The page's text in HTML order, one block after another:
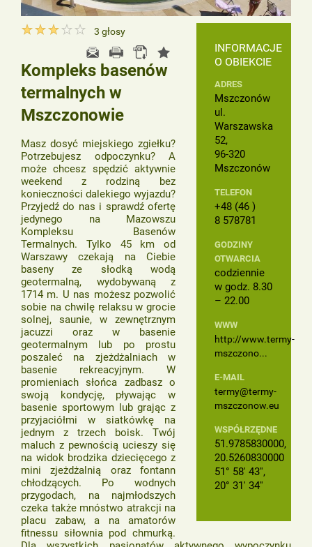
3 głosy
INFORMACJE
O OBIEKCIE
ADRES
Mszczonów
ul.
Warszawska
52,
96-320
Mszczonów
TELEFON
+48 (46 )
8 578781
GODZINY
OTWARCIA
codziennie
w godz. 8.30
– 22.00
WWW
http://www.termy-
mszczono...
E-MAIL
termy@termy-
mszczonow.eu
WSPÓŁRZĘDNE
51.9785830000,
20.5260830000
51° 58' 43'',
20° 31' 34''
Kompleks basenów
termalnych w
Mszczonowie
Masz dosyć miejskiego zgiełku?
Potrzebujesz odpoczynku? A
może chcesz spędzić aktywnie
weekend z rodziną bez
konieczności dalekiego wyjazdu?
Przyjedź do nas i sprawdź ofertę
jedynego na Mazowszu
Kompleksu Basenów
Termalnych. Tylko 45 km od
Warszawy czekają na Ciebie
baseny ze słodką wodą
geotermalną, wydobywaną z
1714 m. U nas możesz pozwolić
sobie na chwilę relaksu w grocie
solnej, saunie, w zewnętrznym
jacuzzi oraz w basenie
geotermalnym lub po prostu
poszaleć na zjeżdżalniach w
basenie rekreacyjnym. W
promieniach słońca zadbasz o
swoją kondycję, pływając w
basenie sportowym lub grając z
przyjaciółmi w siatkówkę na
jednym z trzech boisk. Twój
maluch z pewnością ucieszy się
na widok brodzika dziecięcego z
mini zjeżdżalnią oraz fontann
chłodzących. Po wodnych
przygodach, na najmłodszych
czeka także mnóstwo atrakcji na
placu zabaw, a na amatorów
fitnessu siłownia pod chmurką.